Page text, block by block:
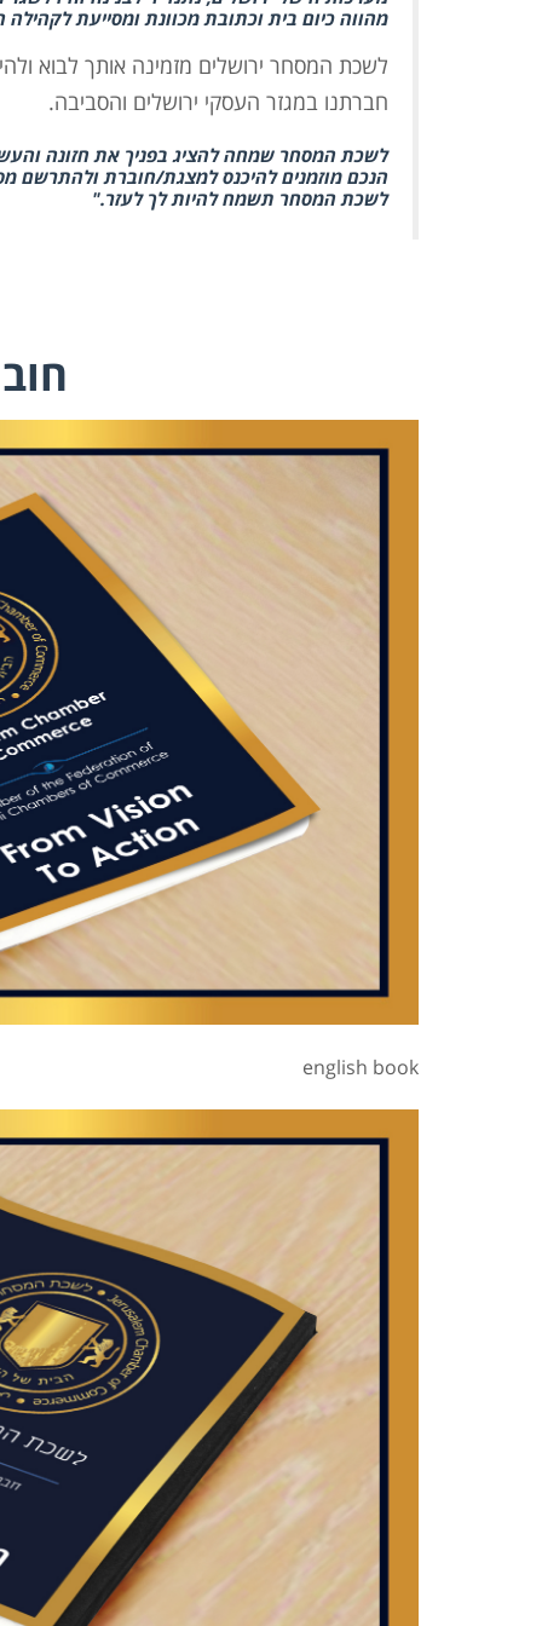
מהווה כיום בית וכתובת מכוונת ומסייעת
לשכת המסחר ירושלים מזמינה אותך לבוא
חברתנו במגזר העסקי ירושלים והסביבה.
לשכת המסחר שמחה להציג בפניך את חזונה
הנכם מוזמנים להיכנס למצגת/חוברת ולהתרשם
לשכת המסחר תשמח להיות לך לעזר."
english book